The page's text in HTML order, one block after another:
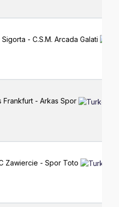
- C.S.M. Arcada Galati
Frankfurt - Arkas Spor
Zawiercie - Spor Toto